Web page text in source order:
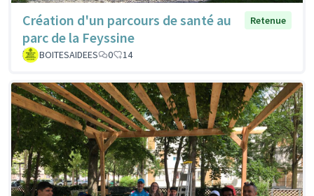
Création d'un parcours de santé au
parc de la Feyssine
Retenue
BOITESAIDEES 0 14